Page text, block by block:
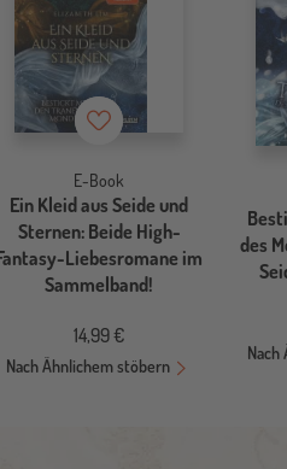
Merkzettel
E-Book
Ein Kleid aus Seide und
Sternen: Beide High-
Liebesromane im
Sammelband!
14,99 €
Nach Ähnlichem stöbern
des